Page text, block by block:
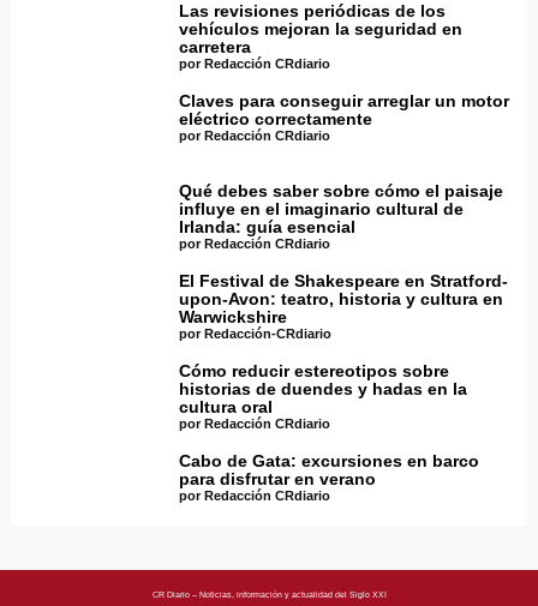
Las revisiones periódicas de los
vehículos mejoran la seguridad en
carretera
por Redacción CRdiario
Claves para conseguir arreglar un motor
eléctrico correctamente
por Redacción CRdiario
Qué debes saber sobre cómo el paisaje
influye en el imaginario cultural de
Irlanda: guía esencial
por Redacción CRdiario
El Festival de Shakespeare en Stratford-
upon-Avon: teatro, historia y cultura en
Warwickshire
por Redacción-CRdiario
Cómo reducir estereotipos sobre
historias de duendes y hadas en la
cultura oral
por Redacción CRdiario
Cabo de Gata: excursiones en barco
para disfrutar en verano
por Redacción CRdiario
CR Diario – Noticias, información y actualidad del Siglo XXI